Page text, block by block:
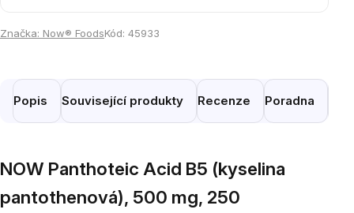
Značka: Now® FoodsKód: 45933
Popis Související produkty Recenze Poradna
NOW Panthoteic Acid B5 (kyselina
pantothenová), 500 mg, 250